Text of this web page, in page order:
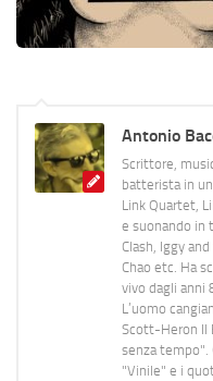
Antonio
Scrittore,
batterista in
Link Quartet,
e suonando in
Clash, Iggy
Chao etc. Ha
vivo dagli anni
L’uomo
Scott-Heron Il
senza tempo".
"Vinile" e i